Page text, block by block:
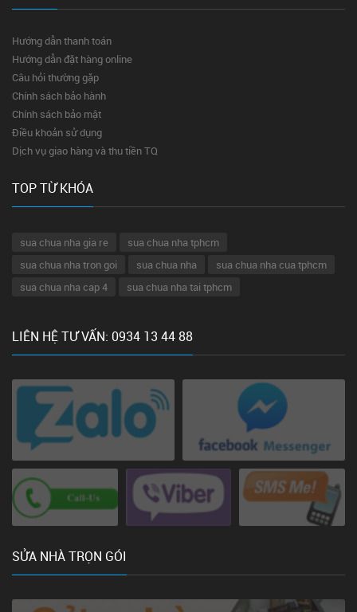
Hướng dẫn thanh toán
Hướng dẫn đặt hàng online
Câu hỏi thường gặp
Chính sách bảo hành
Chính sách bảo mật
Điều khoản sử dụng
Dịch vụ giao hàng và thu tiền TQ
TOP TỪ KHÓA
sua chua nha gia re
sua chua nha tphcm
sua chua nha tron goi
sua chua nha
sua chua nha cua tphcm
sua chua nha cap 4
sua chua nha tai tphcm
LIÊN HỆ TƯ VẤN: 0934 13 44 88
SỬA NHÀ TRỌN GÓI